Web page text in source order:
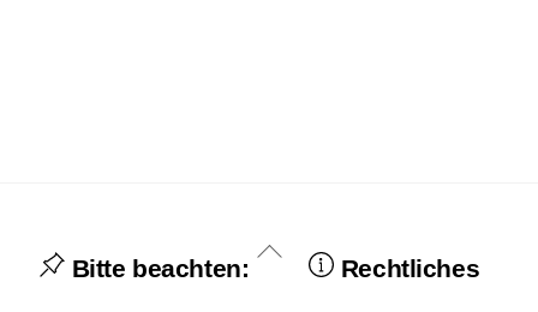
Back
Bitte beachten: Rechtliches